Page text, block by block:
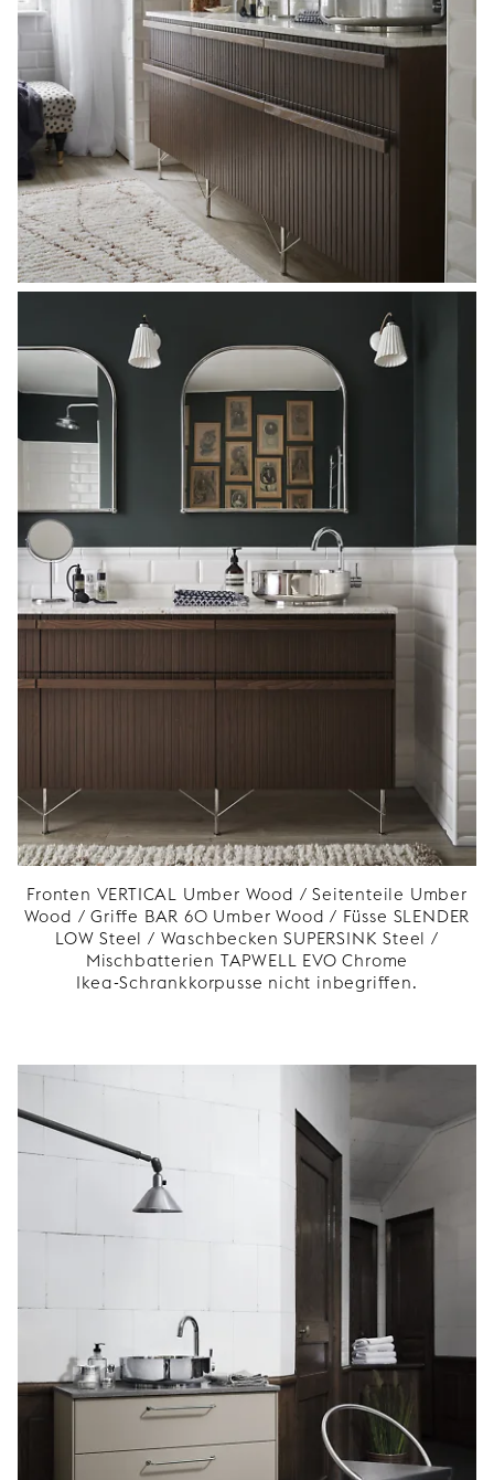
Fronten VERTICAL Umber Wood / Seitenteile Umber
Wood / Griffe BAR 60 Umber Wood / Füsse SLENDER
LOW Steel / Waschbecken SUPERSINK Steel /
Mischbatterien TAPWELL EVO Chrome
Ikea-Schrankkorpusse nicht inbegriffen.